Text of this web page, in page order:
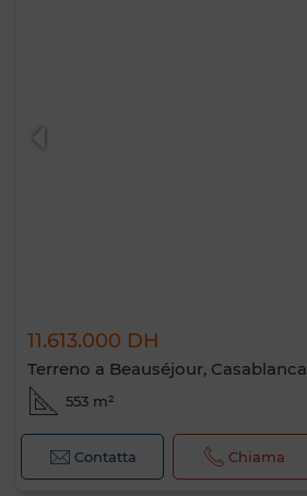
11.613.000 DH
Terreno a Beauséjour, Casablanca
553 m²
Contatta Chiama